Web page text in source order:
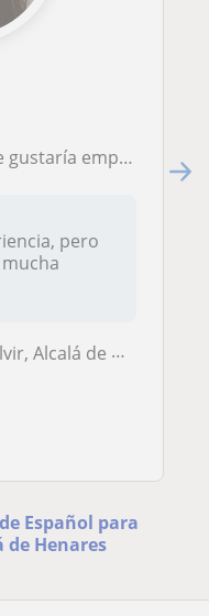
a trabajar en este sector
pero
Fernando de Henares
Español para
Henares